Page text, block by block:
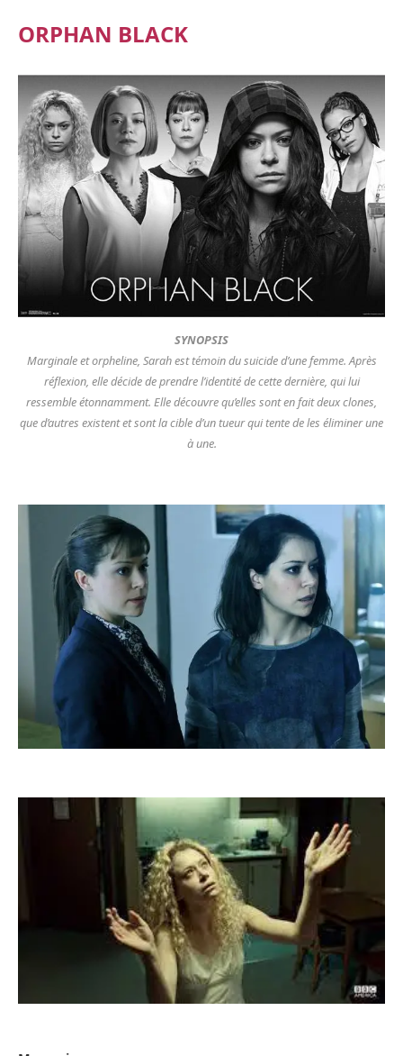
ORPHAN BLACK
SYNOPSIS
Marginale et orpheline, Sarah est témoin du suicide d’une femme. Après
réflexion, elle décide de prendre l’identité de cette dernière, qui lui
ressemble étonnamment. Elle découvre qu’elles sont en fait deux clones,
que d’autres existent et sont la cible d’un tueur qui tente de les éliminer une
à une.